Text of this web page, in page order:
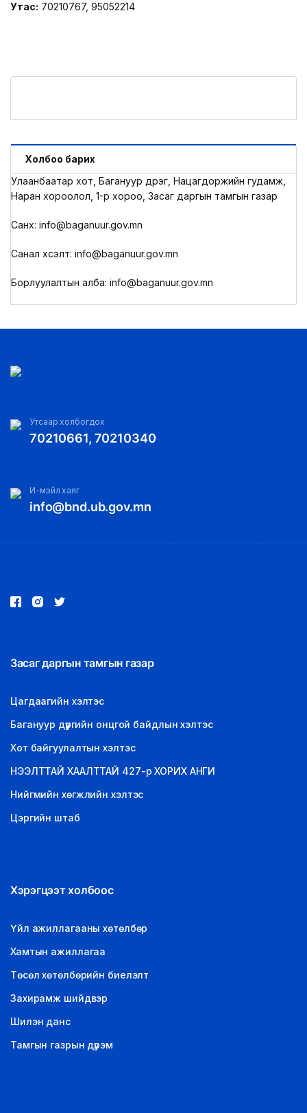
Утас: 70210767, 95052214
Холбоо барих
Улаанбаатар хот, Багануур дүүрэг, Нацагдоржийн гудамж,
Наран хороолол, 1-р хороо, Засаг даргын тамгын газар
Санхүү: info@baganuur.gov.mn
Санал хүсэлт: info@baganuur.gov.mn
Борлуулалтын алба: info@baganuur.gov.mn
Утсаар холбогдох
70210661, 70210340
И-мэйл хаяг
info@bnd.ub.gov.mn
Засаг даргын тамгын газар
Цагдаагийн хэлтэс
Багануур дүүргийн онцгой байдлын хэлтэс
Хот байгуулалтын хэлтэс
НЭЭЛТТАЙ ХААЛТТАЙ 427-р ХОРИХ АНГИ
Нийгмийн хөгжлийн хэлтэс
Цэргийн штаб
Хэрэгцээт холбоос
Үйл ажиллагааны хөтөлбөр
Хамтын ажиллагаа
Төсөл хөтөлбөрийн биелэлт
Захирамж шийдвэр
Шилэн данс
Тамгын газрын дүрэм